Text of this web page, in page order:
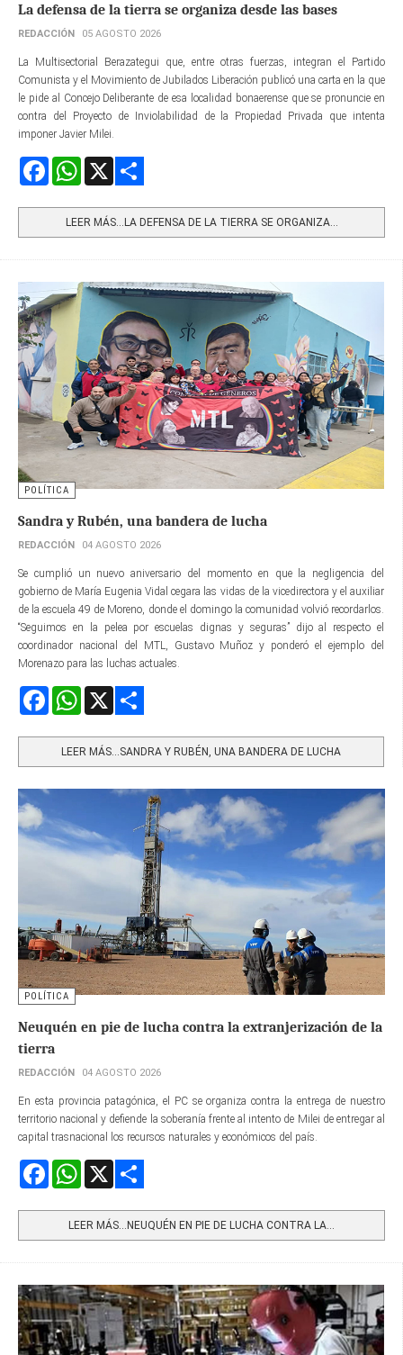
La defensa de la tierra se organiza desde las bases
REDACCIÓN 05 AGOSTO 2026
La Multisectorial Berazategui que, entre otras fuerzas, integran el Partido
Comunista y el Movimiento de Jubilados Liberación publicó una carta en la que
le pide al Concejo Deliberante de esa localidad bonaerense que se pronuncie en
contra del Proyecto de Inviolabilidad de la Propiedad Privada que intenta
imponer Javier Milei.
FacebookWhatsApp
LEER MÁS…LA DEFENSA DE LA TIERRA SE ORGANIZA...
POLÍTICA
Sandra y Rubén, una bandera de lucha
REDACCIÓN 04 AGOSTO 2026
Se cumplió un nuevo aniversario del momento en que la negligencia del
gobierno de María Eugenia Vidal cegara las vidas de la vicedirectora y el auxiliar
de la escuela 49 de Moreno, donde el domingo la comunidad volvió recordarlos.
“Seguimos en la pelea por escuelas dignas y seguras” dijo al respecto el
coordinador nacional del MTL, Gustavo Muñoz y ponderó el ejemplo del
Morenazo para las luchas actuales.
FacebookWhatsApp
LEER MÁS…SANDRA Y RUBÉN, UNA BANDERA DE LUCHA
POLÍTICA
Neuquén en pie de lucha contra la extranjerización de la
tierra
REDACCIÓN 04 AGOSTO 2026
En esta provincia patagónica, el PC se organiza contra la entrega de nuestro
territorio nacional y defiende la soberanía frente al intento de Milei de entregar al
capital trasnacional los recursos naturales y económicos del país.
FacebookWhatsApp
LEER MÁS…NEUQUÉN EN PIE DE LUCHA CONTRA LA...